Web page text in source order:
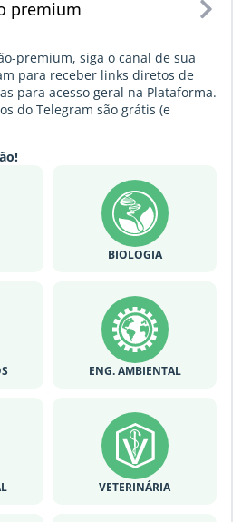
premium
premium, siga o canal de sua
para receber links diretos de
para acesso geral na Plataforma.
do Telegram são grátis (e
BIOLOGIA
ENG. AMBIENTAL
VETERINÁRIA